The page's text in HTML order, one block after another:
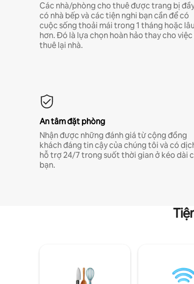
Các nhà/phòng cho thuê được trang bị
có nhà bếp và các tiện nghi bạn cần để có
cuộc sống thoải mái trong 1 tháng hoặc lâu
hơn. Đó là lựa chọn hoàn hảo thay cho
thuê lại nhà.
An tâm đặt phòng
Nhận được những đánh giá từ cộng đồng
khách đáng tin cậy của chúng tôi và có
hỗ trợ 24/7 trong suốt thời gian ở kéo dài
bạn.